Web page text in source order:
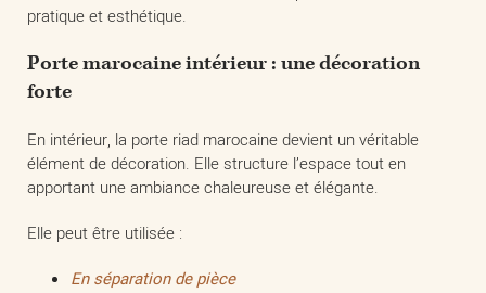
pratique et esthétique.
Porte marocaine intérieur : une décoration
forte
En intérieur, la porte riad marocaine devient un véritable
élément de décoration. Elle structure l’espace tout en
apportant une ambiance chaleureuse et élégante.
Elle peut être utilisée :
En séparation de pièce